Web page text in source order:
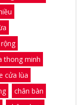
thong minh
cửa lùa
chân bàn